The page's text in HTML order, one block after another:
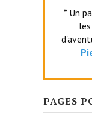
* Un
PAGES